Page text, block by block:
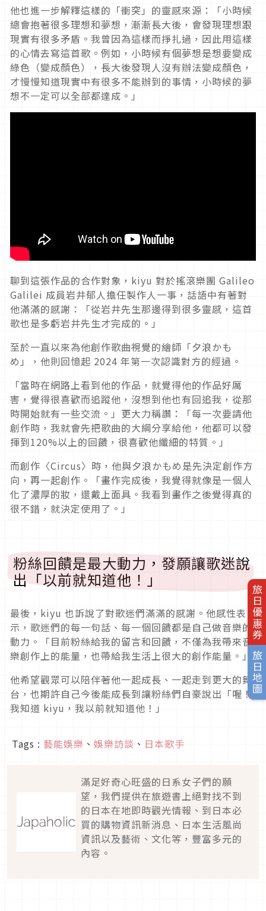
旅日優惠券
旅日地圖
他也進一步解釋這樣的「衝突」的靈感來源：「小時候
總會抱著很多理想和夢想，漸漸長大後，會發現理想跟
現實有很多矛盾。我曾因為這樣而掙扎過，因此用這樣
的心情去寫這首歌。例如，小時候有個夢想是想要變成
綠色（變成顏色），長大後發現人沒有辦法變成顏色，
才慢慢知道現實中有很多不能辦到的事情，小時候的夢
想不一定可以全部都達成。」
聊到這張作品的合作對象，kiyu 對於搖滾樂團 Galileo
Galilei 成員岩井郁人擔任製作人一事，話語中有著對
他滿滿的感謝：「從岩井先生那邊得到很多靈感，這首
歌也是多虧岩井先生才完成的。 」
至於一直以來為他創作歌曲視覺的繪師 「夕浪かも
め」，他則回憶起 2024 年第一次認識對方的經過。
「當時在網路上看到他的作品，就覺得他的作品好厲
害，覺得很喜歡而追蹤他，沒想到他也有回追我，從那
時開始就有一些交流。」更大力稱讚：「每一次要請他
創作時，我就會先把歌曲的大綱分享給他，他都可以發
揮到120%以上的回饋，很喜歡他纖細的特質。」
而創作 〈Circus〉時，他與夕浪かもめ是先決定創作方
向，再一起創作。
「畫作完成後，我覺得就像是一個人
化了濃厚的妝，還戴上面具。我看到畫作之後覺得真的
很不錯，就決定使用了。」
粉絲回饋是最大動力，發願讓歌迷說
出「以前就知道他！」
最後，kiyu 也訴說了對歌迷們滿滿的感謝。他感性表
示，歌迷們的每一句話、每一個回饋都是自己做音樂的
動力。「目前粉絲給我的留言和回饋，不僅為我帶來音
樂創作上的能量，也帶給我生活上很大的創作能量。」
他希望觀眾可以陪伴著他一起成長、一起走到更大的舞
台，也期許自己今後能成長到讓粉絲們自豪說出「喔！
我知道 kiyu，我以前就知道他！」
Tags : 藝能娛樂 、 娛樂訪談 、 日本歌手
滿足好奇心旺盛的日系女子們的願
望，我們提供在旅遊書上絕對找不到
的日本在地即時觀光情報、到日本必
買的購物資訊新消息、日本生活風尚
資訊以及藝術、文化等，豐富多元的
內容。